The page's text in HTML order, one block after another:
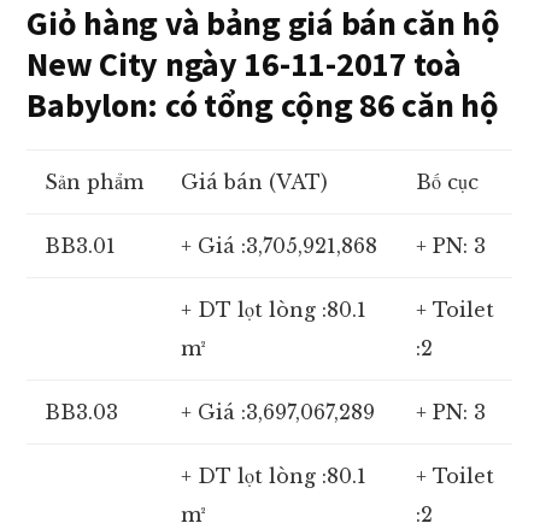
Giỏ hàng và bảng giá bán căn hộ
New City ngày 16-11-2017 toà
Babylon: có tổng cộng 86 căn hộ
Sản phẩm Giá bán (VAT) Bố cục
BB3.01 + Giá :3,705,921,868 + PN: 3
+ DT lọt lòng :80.1
m²
+ Toilet
:2
BB3.03 + Giá :3,697,067,289 + PN: 3
+ DT lọt lòng :80.1
m²
+ Toilet
:2